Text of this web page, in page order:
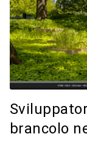
brancolo